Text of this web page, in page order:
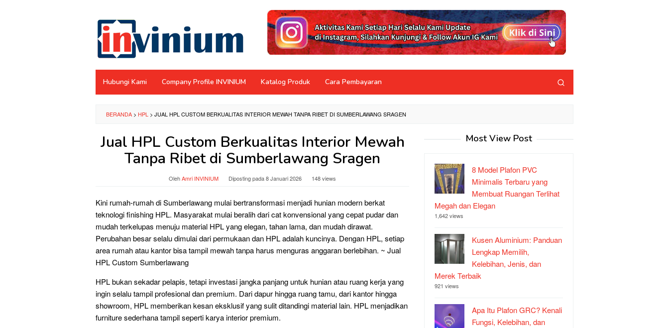
konten
Hubungi Kami Company Profile INVINIUM Katalog Produk Cara Pembayaran
BERANDA > HPL > JUAL HPL CUSTOM BERKUALITAS INTERIOR MEWAH TANPA RIBET DI SUMBERLAWANG SRAGEN
Jual HPL Custom Berkualitas Interior Mewah
Tanpa Ribet di Sumberlawang Sragen
OlehAmri INVINIUM Diposting pada8 Januari 2026 148 views
Kini rumah-rumah di Sumberlawang mulai bertransformasi menjadi hunian modern berkat
teknologi finishing HPL. Masyarakat mulai beralih dari cat konvensional yang cepat pudar dan
mudah terkelupas menuju material HPL yang elegan, tahan lama, dan mudah dirawat.
Perubahan besar selalu dimulai dari permukaan dan HPL adalah kuncinya. Dengan HPL, setiap
area rumah atau kantor bisa tampil mewah tanpa harus menguras anggaran berlebihan. ~ Jual
HPL Custom Sumberlawang
HPL bukan sekadar pelapis, tetapi investasi jangka panjang untuk hunian atau ruang kerja yang
ingin selalu tampil profesional dan premium. Dari dapur hingga ruang tamu, dari kantor hingga
showroom, HPL memberikan kesan eksklusif yang sulit ditandingi material lain. HPL menjadikan
furniture sederhana tampil seperti karya interior premium.
Most View Post
8 Model Plafon PVC
Minimalis Terbaru yang
Membuat Ruangan Terlihat
Megah dan Elegan
1,642 views
Kusen Aluminium: Panduan
Lengkap Memilih,
Kelebihan, Jenis, dan
Merek Terbaik
921 views
Apa Itu Plafon GRC? Kenali
Fungsi, Kelebihan, dan